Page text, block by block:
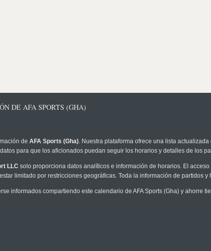
DE AFA SPORTS (GHA)
de AFA Sports (Gha). Nuestra plataforma ofrece una lista
para que los aficionados puedan seguir los horarios y detalles de los
LLC solo proporciona datos analíticos e información de horarios. El
limitado por restricciones geográficas. Toda la información de partidos
informados compartiendo este calendario de AFA Sports (Gha) y ahorre